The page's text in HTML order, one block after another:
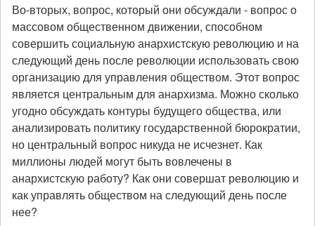
Во-вторых, вопрос, который они обсуждали - вопрос о
массовом общественном движении, способном
совершить социальную анархистскую революцию и на
следующий день после революции использовать свою
организацию для управления обществом. Этот вопрос
является центральным для анархизма. Можно сколько
угодно обсуждать контуры будущего общества, или
анализировать политику государственной бюрократии,
но центральный вопрос никуда не исчезнет. Как
миллионы людей могут быть вовлечены в
анархистскую работу? Как они совершат революцию и
как управлять обществом на следующий день после
нее?